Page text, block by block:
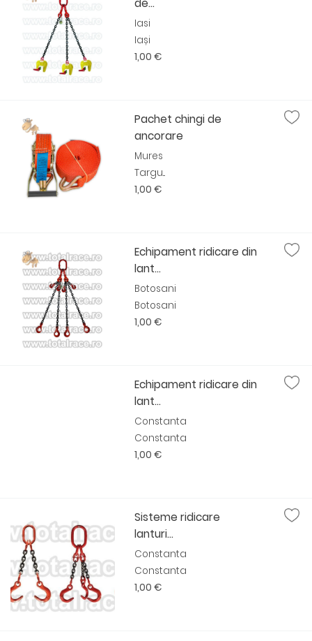
de...
Iasi
Iași
1,00 €
Pachet chingi de
ancorare
Mures
Targu...
1,00 €
Echipament ridicare din
lant...
Botosani
Botosani
1,00 €
Echipament ridicare din
lant...
Constanta
Constanta
1,00 €
Sisteme ridicare
lanturi...
Constanta
Constanta
1,00 €